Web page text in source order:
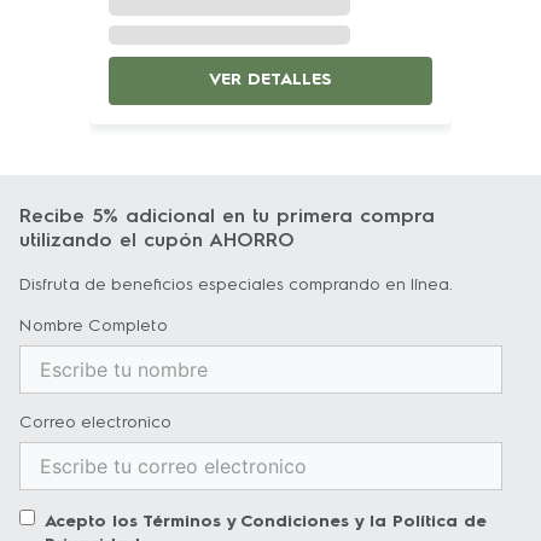
mejornivel del agua. Cantidad de agua
adecuada por cada carga*. Con su
tecnología Water Fuzzy  ahorrarás en cada
para ropa ligeramente sucia.
Diseño: Producto robusto, desarrollado con
materiales de alta calidad
Pantalla Digitalcon Time Control: Mayor
VER DETALLES
Recibe 5% adicional en tu primera compra
utilizando el cupón AHORRO
Disfruta de beneficios especiales comprando en línea.
Nombre Completo
Correo electronico
Acepto los Términos y Condiciones y la Política de